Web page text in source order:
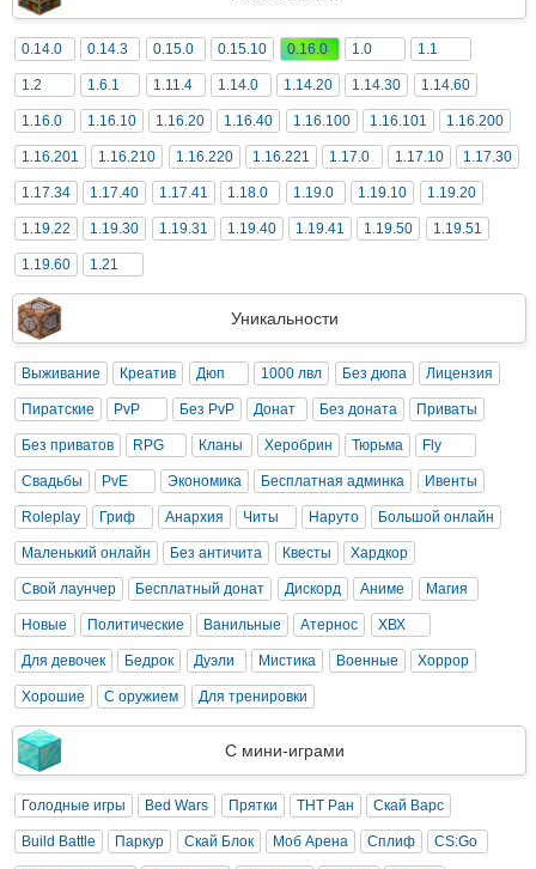
0.14.0 0.14.3 0.15.0 0.15.10 0.16.0 1.0 1.1
1.2 1.6.1 1.11.4 1.14.0 1.14.20 1.14.30 1.14.60
1.16.0 1.16.10 1.16.20 1.16.40 1.16.100 1.16.101 1.16.200
1.16.201 1.16.210 1.16.220 1.16.221 1.17.0 1.17.10 1.17.30
1.17.34 1.17.40 1.17.41 1.18.0 1.19.0 1.19.10 1.19.20
1.19.22 1.19.30 1.19.31 1.19.40 1.19.41 1.19.50 1.19.51
1.19.60 1.21
Уникальности
Выживание Креатив Дюп 1000 лвл Без дюпа Лицензия
Пиратские PvP Без PvP Донат Без доната Приваты
Без приватов RPG Кланы Херобрин Тюрьма Fly
Свадьбы PvE Экономика Бесплатная админка Ивенты
Roleplay Гриф Анархия Читы Наруто Большой онлайн
Маленький онлайн Без античита Квесты Хардкор
Свой лаунчер Бесплатный донат Дискорд Аниме Магия
Новые Политические Ванильные Атернос ХВХ
Для девочек Бедрок Дуэли Мистика Военные Хоррор
Хорошие С оружием Для тренировки
С мини-играми
Голодные игры Bed Wars Прятки ТНТ Ран Скай Варс
Build Battle Паркур Скай Блок Моб Арена Сплиф CS:Go